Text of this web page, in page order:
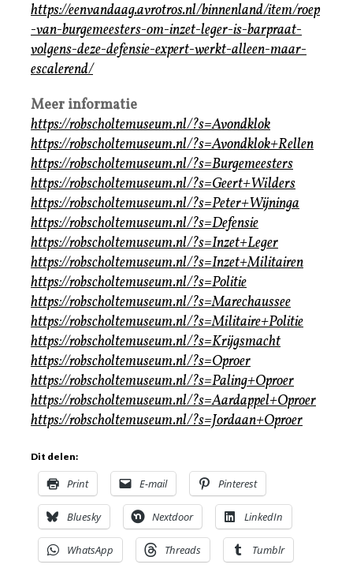
https://eenvandaag.avrotros.nl/binnenland/item/roep
-van-burgemeesters-om-inzet-leger-is-barpraat-
volgens-deze-defensie-expert-werkt-alleen-maar-
escalerend/
Meer informatie
https://robscholtemuseum.nl/?s=Avondklok
https://robscholtemuseum.nl/?s=Avondklok+Rellen
https://robscholtemuseum.nl/?s=Burgemeesters
https://robscholtemuseum.nl/?s=Geert+Wilders
https://robscholtemuseum.nl/?s=Peter+Wijninga
https://robscholtemuseum.nl/?s=Defensie
https://robscholtemuseum.nl/?s=Inzet+Leger
https://robscholtemuseum.nl/?s=Inzet+Militairen
https://robscholtemuseum.nl/?s=Politie
https://robscholtemuseum.nl/?s=Marechaussee
https://robscholtemuseum.nl/?s=Militaire+Politie
https://robscholtemuseum.nl/?s=Krijgsmacht
https://robscholtemuseum.nl/?s=Oproer
https://robscholtemuseum.nl/?s=Paling+Oproer
https://robscholtemuseum.nl/?s=Aardappel+Oproer
https://robscholtemuseum.nl/?s=Jordaan+Oproer
Dit delen:
Print E-mail Pinterest
Bluesky Nextdoor LinkedIn
WhatsApp Threads Tumblr